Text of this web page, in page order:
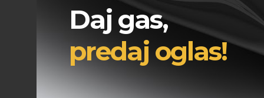
Daj gas,
predaj oglas!